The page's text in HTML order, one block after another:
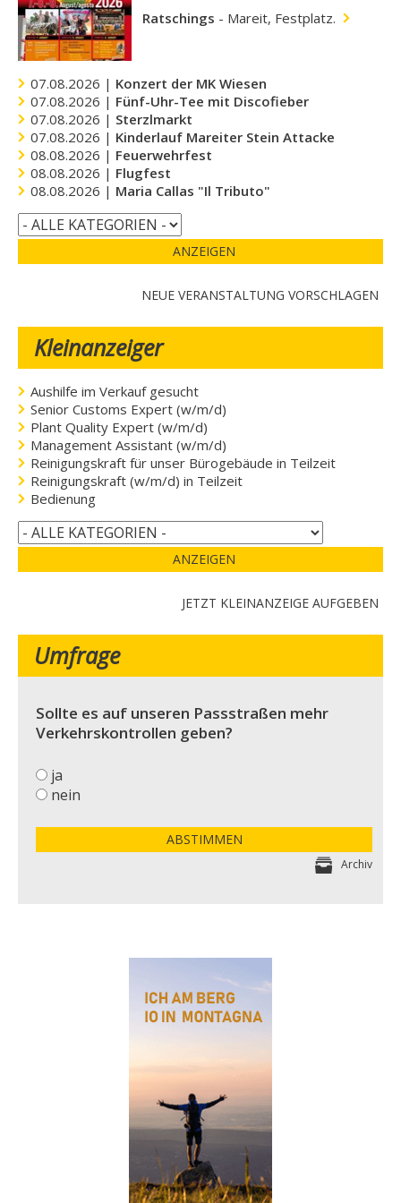
Ratschings - Mareit, Festplatz.
07.08.2026 | Konzert der MK Wiesen
07.08.2026 | Fünf-Uhr-Tee mit Discofieber
07.08.2026 | Sterzlmarkt
07.08.2026 | Kinderlauf Mareiter Stein Attacke
08.08.2026 | Feuerwehrfest
08.08.2026 | Flugfest
08.08.2026 | Maria Callas "Il Tributo"
ANZEIGEN
NEUE VERANSTALTUNG VORSCHLAGEN
Kleinanzeiger
Aushilfe im Verkauf gesucht
Senior Customs Expert (w/m/d)
Plant Quality Expert (w/m/d)
Management Assistant (w/m/d)
Reinigungskraft für unser Bürogebäude in Teilzeit
Reinigungskraft (w/m/d) in Teilzeit
Bedienung
ANZEIGEN
JETZT KLEINANZEIGE AUFGEBEN
Umfrage
Sollte es auf unseren Passstraßen mehr
Verkehrskontrollen geben?
ja
nein
ABSTIMMEN
Archiv